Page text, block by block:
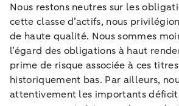
Nous restons neutres sur les
cette classe d’actifs, nous
de haute qualité. Nous sommes
l’égard des obligations à haut
prime de risque associée à ces
historiquement bas. Par ailleurs,
attentivement les importants